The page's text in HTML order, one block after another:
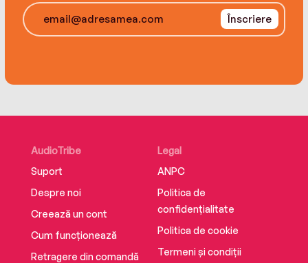
Înscriere
AudioTribe
Suport
Despre noi
Creează un cont
Cum funcționează
Retragere din comandă
Legal
ANPC
Politica de
confidențialitate
Politica de cookie
Termeni și condiții